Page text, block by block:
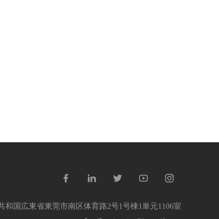
和国広東省東莞市南区体育路2号1号棟1単元11​​06室